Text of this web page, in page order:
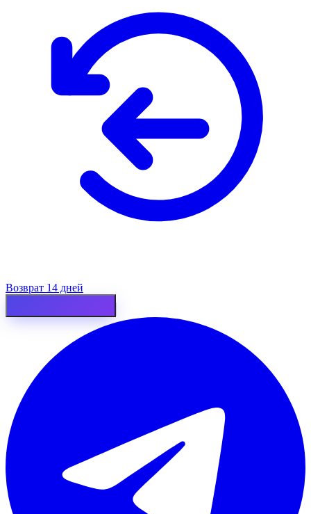
Возврат 14 дней